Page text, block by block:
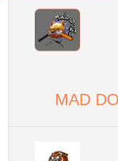
MAD